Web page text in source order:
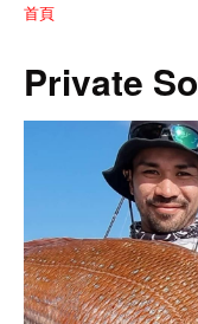
首頁
Private